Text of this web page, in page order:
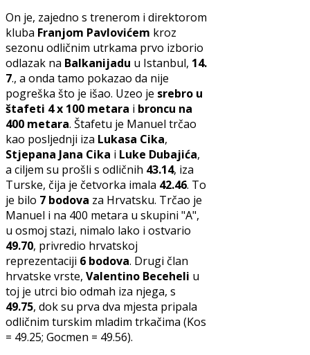
On je, zajedno s trenerom i direktorom
kluba Franjom Pavlovićem kroz
sezonu odličnim utrkama prvo izborio
odlazak na Balkanijadu u Istanbul, 14.
7., a onda tamo pokazao da nije
pogreška što je išao. Uzeo je srebro u
štafeti 4 x 100 metara i broncu na
400 metara. Štafetu je Manuel trčao
kao posljednji iza Lukasa Cika,
Stjepana Jana Cika i Luke Dubajića,
a ciljem su prošli s odličnih 43.14, iza
Turske, čija je četvorka imala 42.46. To
je bilo 7 bodova za Hrvatsku. Trčao je
Manuel i na 400 metara u skupini "A",
u osmoj stazi, nimalo lako i ostvario
49.70, privredio hrvatskoj
reprezentaciji 6 bodova. Drugi član
hrvatske vrste, Valentino Beceheli u
toj je utrci bio odmah iza njega, s
49.75, dok su prva dva mjesta pripala
odličnim turskim mladim trkačima (Kos
= 49.25; Gocmen = 49.56).